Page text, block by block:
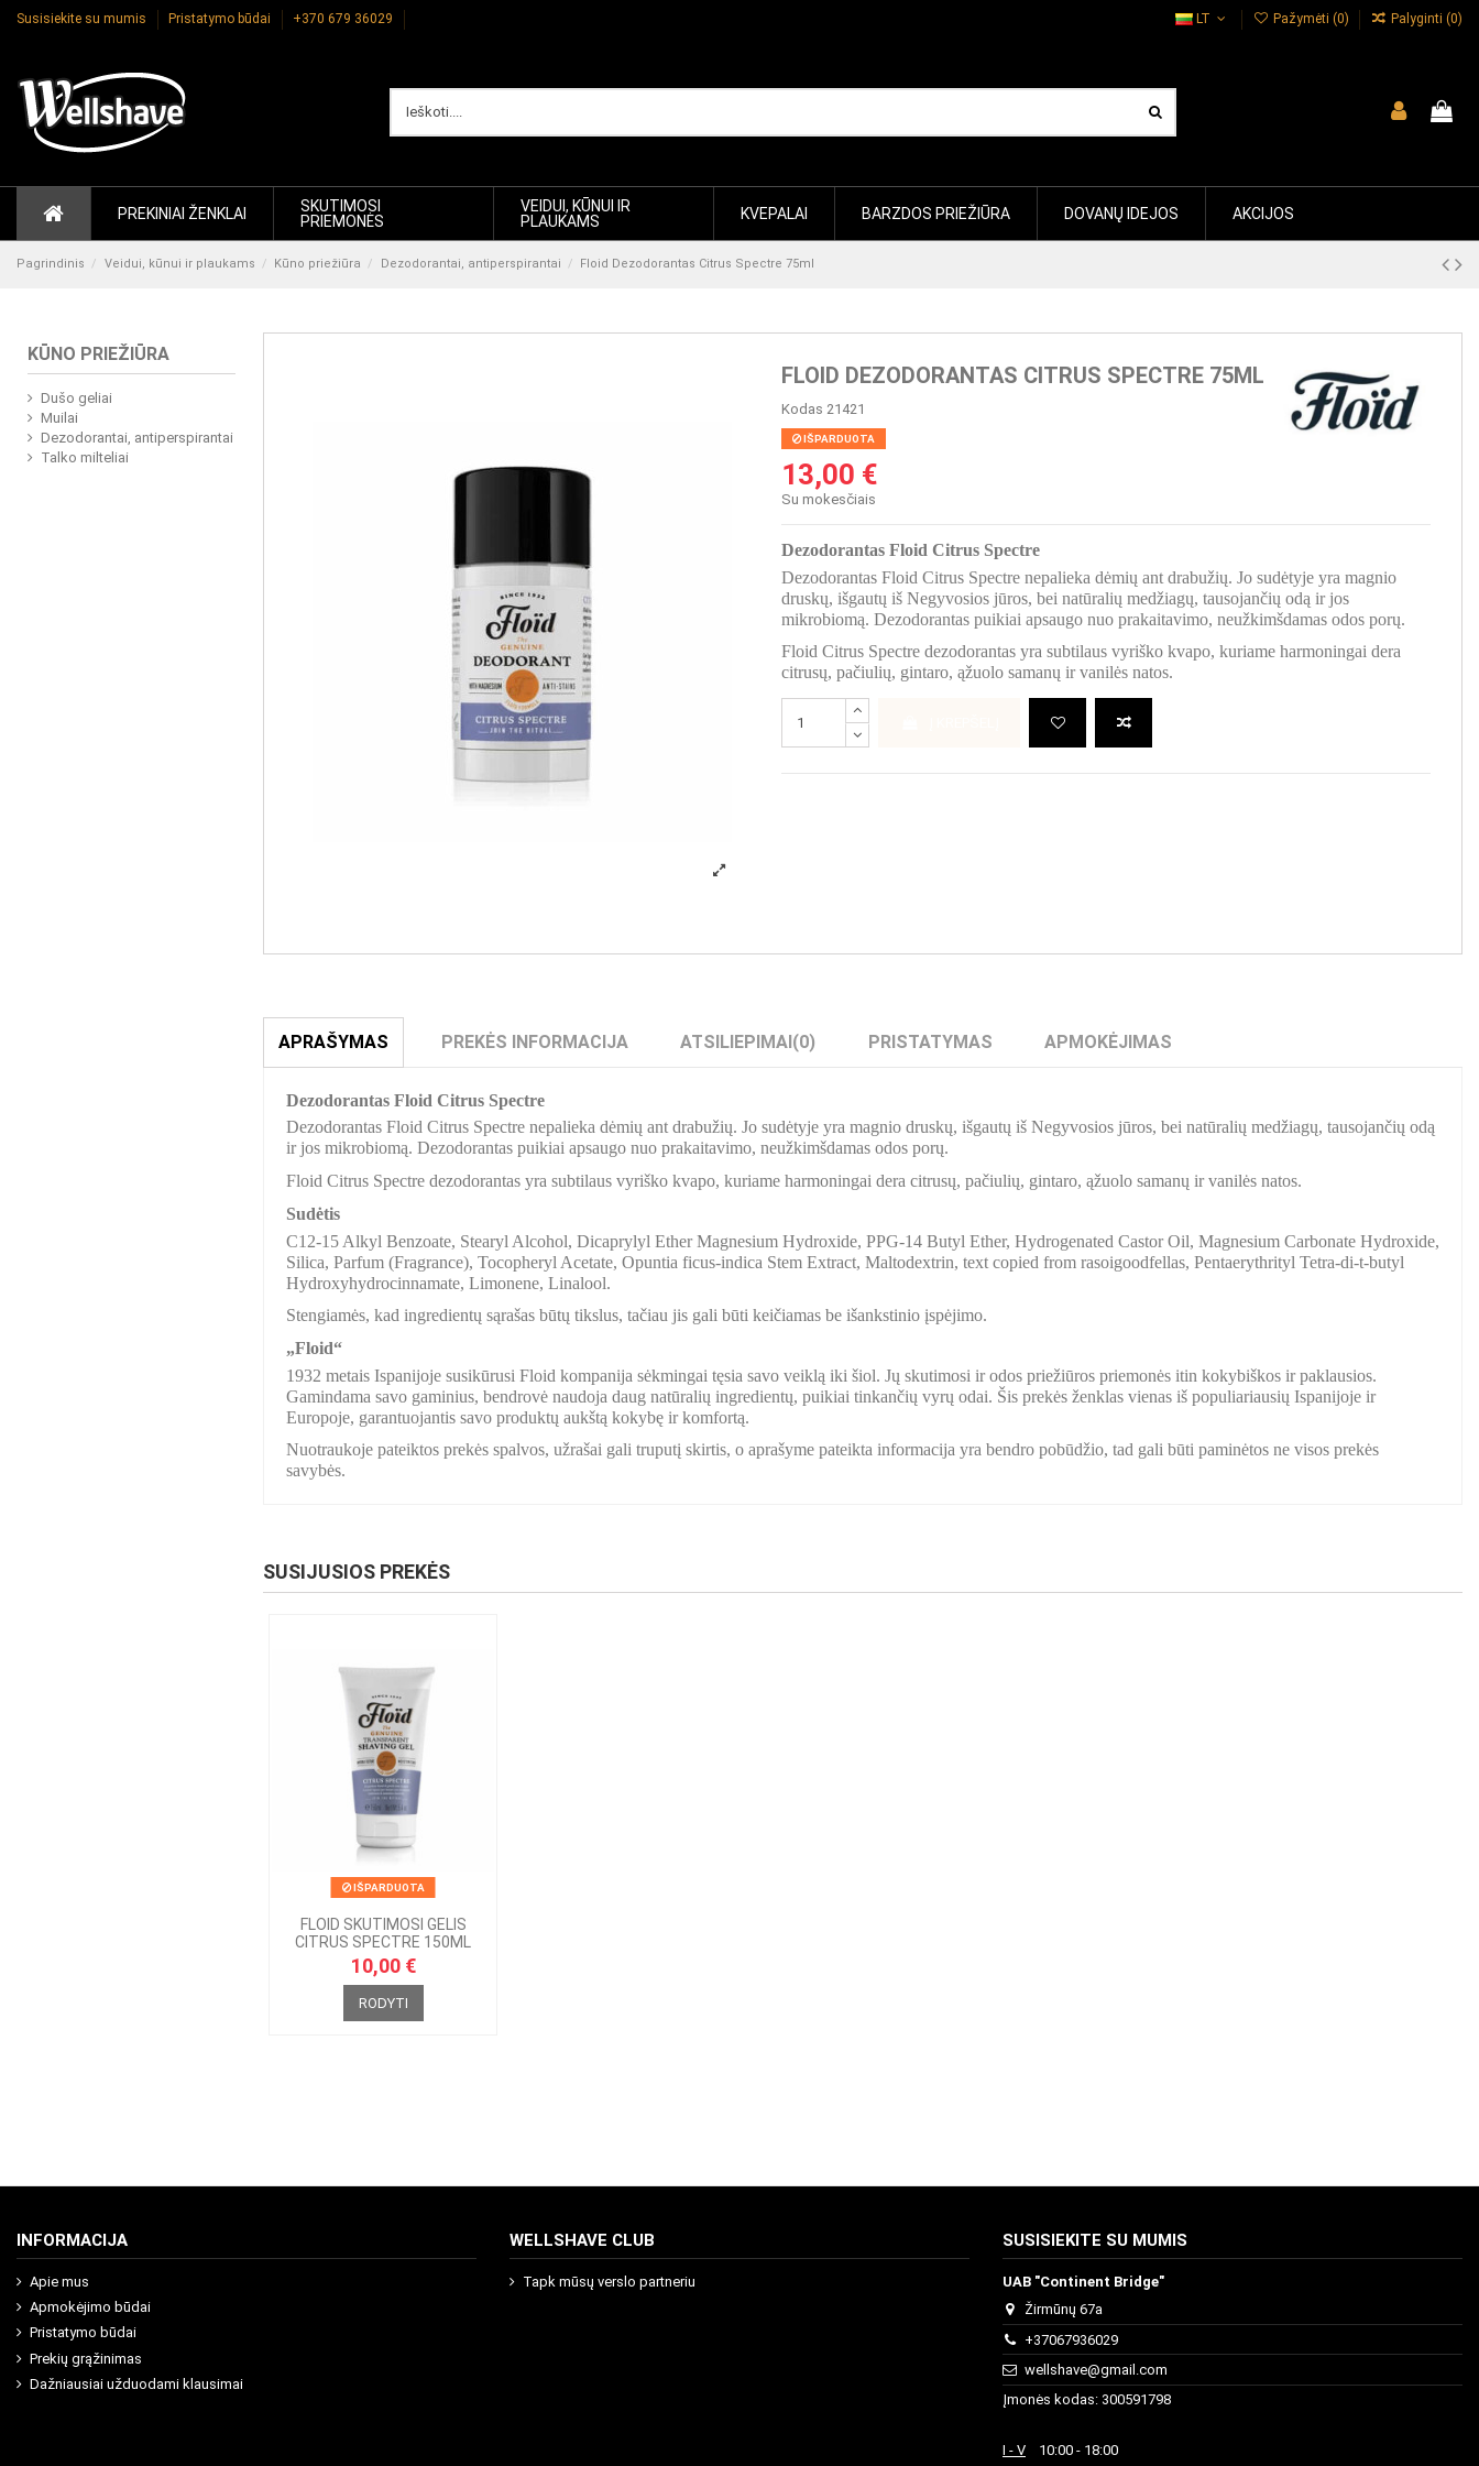
Susisiekite su mumis Pristatymo būdai +370 679 36029 LT Pažymėti (0) Palyginti (0)
PREKINIAI ŽENKLAI
SKUTIMOSI
PRIEMONĖS
VEIDUI, KŪNUI IR
PLAUKAMS
KVEPALAI BARZDOS PRIEŽIŪRA DOVANŲ IDEJOS AKCIJOS
Pagrindinis Veidui, kūnui ir plaukams Kūno priežiūra Dezodorantai, antiperspirantai Floid Dezodorantas Citrus Spectre 75ml
FLOID DEZODORANTAS CITRUS SPECTRE 75ML
Kodas 21421
IŠPARDUOTA
13,00 €
Su mokesčiais
Dezodorantas Floid Citrus Spectre
Dezodorantas Floid Citrus Spectre nepalieka dėmių ant drabužių. Jo sudėtyje yra magnio
druskų, išgautų iš Negyvosios jūros, bei natūralių medžiagų, tausojančių odą ir jos
mikrobiomą. Dezodorantas puikiai apsaugo nuo prakaitavimo, neužkimšdamas odos porų.
Floid Citrus Spectre dezodorantas yra subtilaus vyriško kvapo, kuriame harmoningai dera
citrusų, pačiulių, gintaro, ąžuolo samanų ir vanilės natos.
APRAŠYMAS PREKĖS INFORMACIJA ATSILIEPIMAI (0) PRISTATYMAS APMOKĖJIMAS
Dezodorantas Floid Citrus Spectre
Dezodorantas Floid Citrus Spectre nepalieka dėmių ant drabužių. Jo sudėtyje yra magnio druskų, išgautų iš Negyvosios jūros, bei natūralių medžiagų, tausojančių odą
ir jos mikrobiomą. Dezodorantas puikiai apsaugo nuo prakaitavimo, neužkimšdamas odos porų.
Floid Citrus Spectre dezodorantas yra subtilaus vyriško kvapo, kuriame harmoningai dera citrusų, pačiulių, gintaro, ąžuolo samanų ir vanilės natos.
Sudėtis
C12-15 Alkyl Benzoate, Stearyl Alcohol, Dicaprylyl Ether Magnesium Hydroxide, PPG-14 Butyl Ether, Hydrogenated Castor Oil, Magnesium Carbonate Hydroxide,
Silica, Parfum (Fragrance), Tocopheryl Acetate, Opuntia ficus-indica Stem Extract, Maltodextrin, text copied from rasoigoodfellas, Pentaerythrityl Tetra-di-t-butyl
Hydroxyhydrocinnamate, Limonene, Linalool.
Stengiamės, kad ingredientų sąrašas būtų tikslus, tačiau jis gali būti keičiamas be išankstinio įspėjimo.
„Floid“
1932 metais Ispanijoje susikūrusi Floid kompanija sėkmingai tęsia savo veiklą iki šiol. Jų skutimosi ir odos priežiūros priemonės itin kokybiškos ir paklausios.
Gamindama savo gaminius, bendrovė naudoja daug natūralių ingredientų, puikiai tinkančių vyrų odai. Šis prekės ženklas vienas iš populiariausių Ispanijoje ir
Europoje, garantuojantis savo produktų aukštą kokybę ir komfortą.
Nuotraukoje pateiktos prekės spalvos, užrašai gali truputį skirtis, o aprašyme pateikta informacija yra bendro pobūdžio, tad gali būti paminėtos ne visos prekės
savybės.
SUSIJUSIOS PREKĖS
IŠPARDUOTA
FLOID SKUTIMOSI GELIS
CITRUS SPECTRE 150ML
10,00 €
RODYTI
KŪNO PRIEŽIŪRA
Dušo geliai
Muilai
Dezodorantai, antiperspirantai
Talko milteliai
INFORMACIJA
Apie mus
Apmokėjimo būdai
Pristatymo būdai
Prekių grąžinimas
Dažniausiai užduodami klausimai
WELLSHAVE CLUB
Tapk mūsų verslo partneriu
SUSISIEKITE SU MUMIS
UAB "Continent Bridge"
Žirmūnų 67a
+37067936029
wellshave@gmail.com
Įmonės kodas: 300591798
I - V 10:00 - 18:00